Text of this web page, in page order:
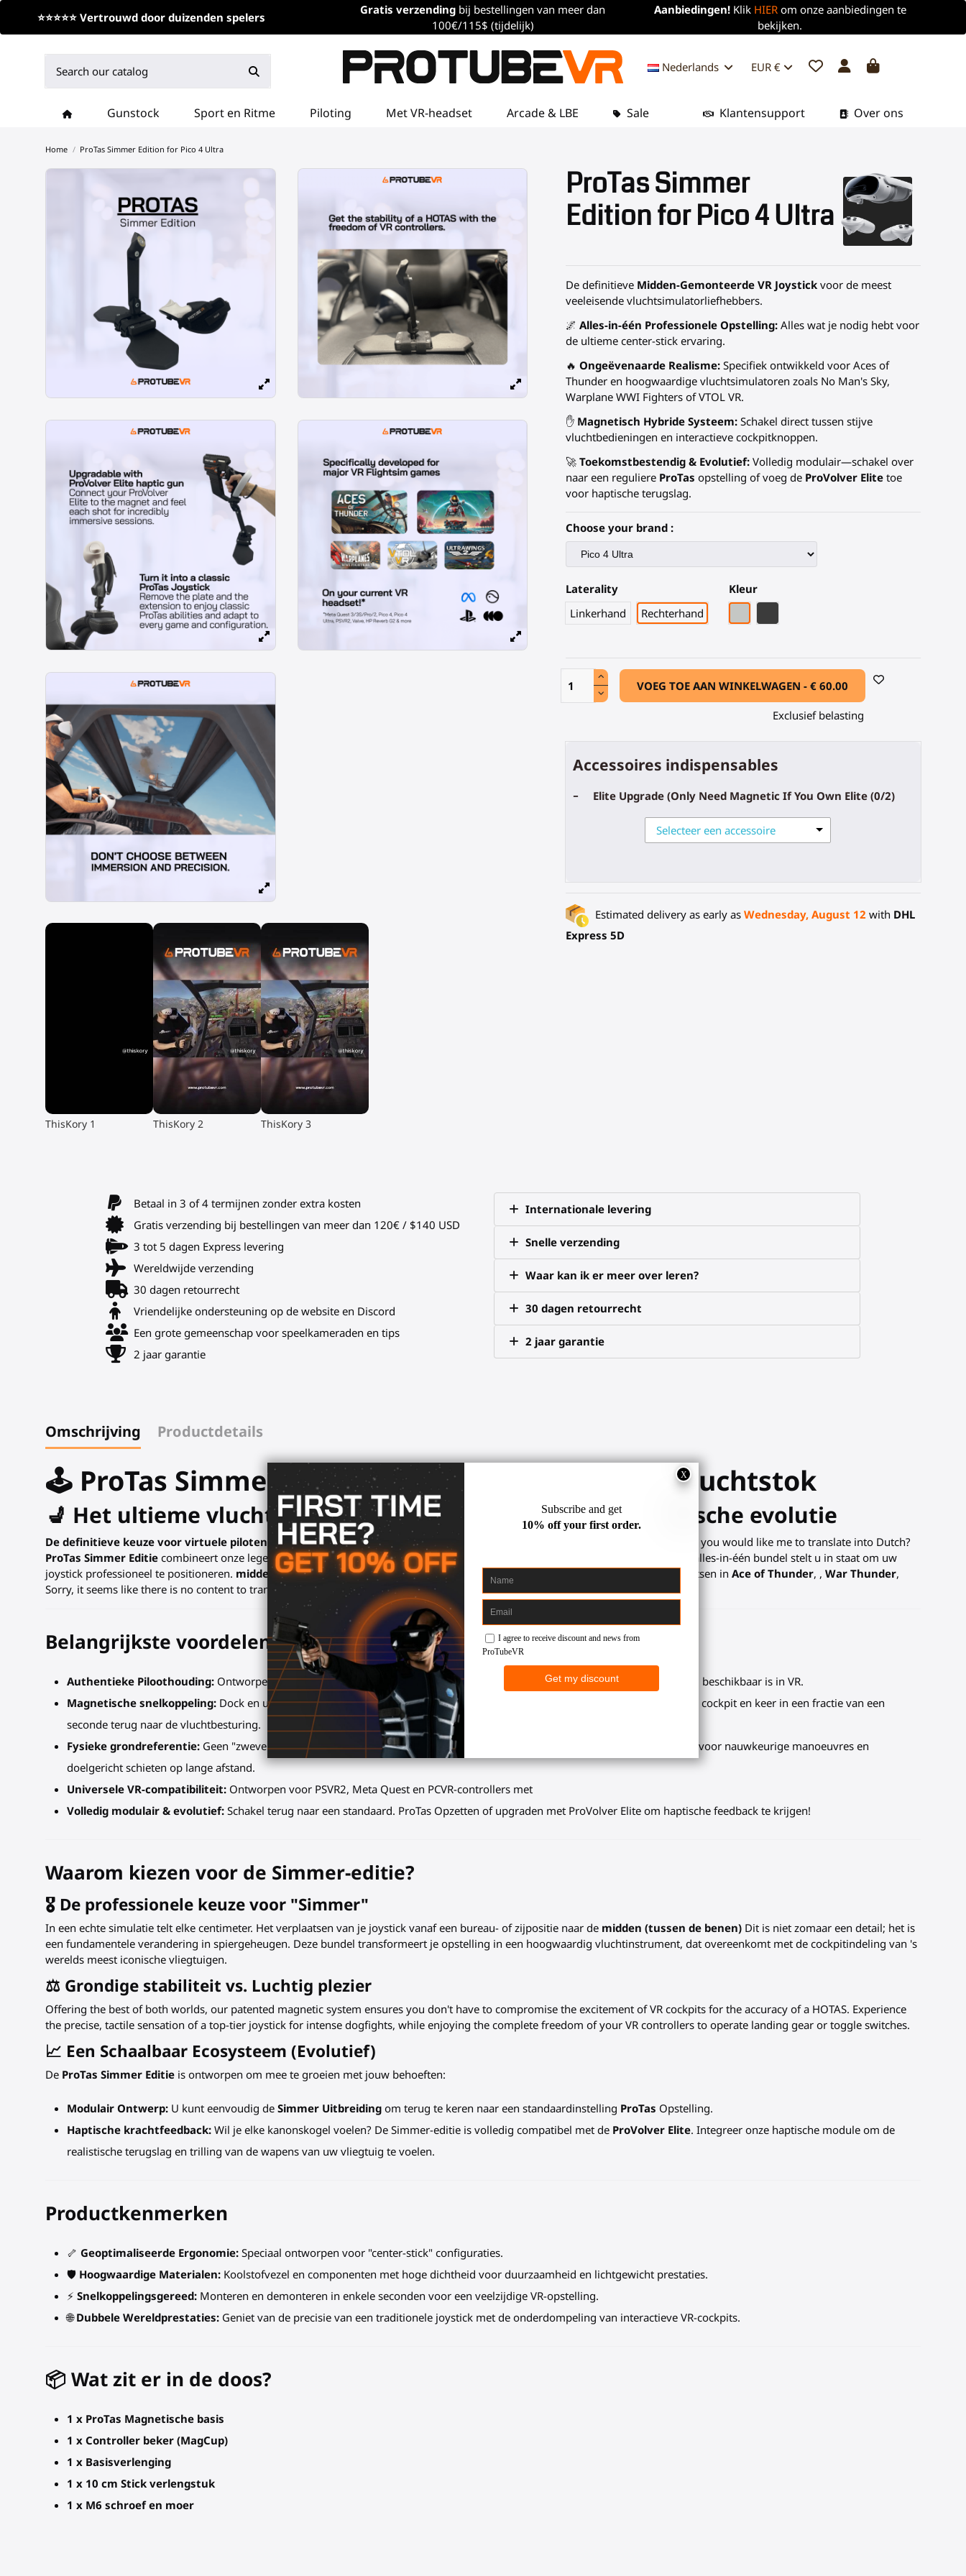
⭐⭐⭐⭐⭐ Vertrouwd door duizenden spelers
Gratis verzending bij bestellingen van meer dan
100€/115$ (tijdelijk)
Aanbiedingen!Klik HIER om onze aanbiedingen te
bekijken.
EUR €
Nederlands
Gunstock Sport en Ritme Piloting Met VR-headset Arcade & LBE Sale Over ons
Klantensupport
Home ProTas Simmer Edition for Pico 4 Ultra
▶
ThisKory 1 ▶
ThisKory 2 ▶
ThisKory 3
ProTas Simmer
Edition for Pico 4 Ultra
De definitieve Midden-Gemonteerde VR Joystickvoor de meest
veeleisende vluchtsimulatorliefhebbers.
🌌 Alles-in-één Professionele Opstelling:Alles wat je nodig hebt voor
de ultieme center-stick ervaring.
🔥 Ongeëvenaarde Realisme:Specifiek ontwikkeld voor Aces of
Thunder en hoogwaardige vluchtsimulatoren zoals No Man's Sky,
Warplane WWI Fighters of VTOL VR.
✋ Magnetisch Hybride Systeem:Schakel direct tussen stijve
vluchtbedieningen en interactieve cockpitknoppen.
🚀 Toekomstbestendig & Evolutief:Volledig modulair—schakel over
naar een reguliere ProTas opstelling of voeg de ProVolver Elitetoe
voor haptische terugslag.
Choose your brand :
Laterality
Linkerhand
Rechterhand
Kleur
VOEG TOE AAN WINKELWAGEN -€ 60.00
Exclusief belasting
Accessoires indispensables
- Elite Upgrade (Only Need Magnetic If You Own Elite (0/2)
Selecteer een accessoire
Estimated delivery as early as Wednesday, August 12 with DHL
Express 5D
Betaal in 3 of 4 termijnen zonder extra kosten
Gratis verzending bij bestellingen van meer dan 120€ / $140 USD
3 tot 5 dagen Express levering
Wereldwijde verzending
30 dagen retourrecht
Vriendelijke ondersteuning op de website en Discord
Een grote gemeenschap voor speelkameraden en tips
2 jaar garantie
Internationale levering
Snelle verzending
Waar kan ik er meer over leren?
30 dagen retourrecht
2 jaar garantie
Omschrijving Productdetails
🕹️ ProTas Simmer Edition - VR Middenmontage Vluchtstok
💺 Het ultieme vluchtdek: onderdompeling, precisie en haptische evolutie
De definitieve keuze voor virtuele piloten.
Sorry, it seems like your message is incomplete. Could you please provide the full text you would like me to translate into Dutch?
ProTas Simmer Editie combineert onze legendarische magnetische flight stick-technologie met de
. Deze alles-in-één bundel stelt u in staat om uw
joystick professioneel te positioneren. middenmontageconfiguratie, die perfect de cockpits van hoogwaardige vliegtuigen nabootsen inAce of Thunder, ,War Thunder,
Sorry, it seems like there is no content to translate. If you provide the content, I'll be happy to help translate it for you.VTOL VR.
Belangrijkste voordelen van de VR-accessoires: ProTas Simmer Editie
Authentieke Piloothouding: Ontworpen voor "tussen-de-benen" positionering, waardoor de meest authentieke piloothouding beschikbaar is in VR.
Magnetische snelkoppeling: Dock en undock je VR. controller Direct. Interageer onmiddellijk met de knoppen in jouw virtuele cockpit en keer in een fractie van een
seconde terug naar de vluchtbesturing.
Fysieke grondreferentie: Geen "zwevende handen" meer. De vaste mechanische draaipunt zorgt voor een rotsvaste stabiliteit voor nauwkeurige manoeuvres en
doelgericht schieten op lange afstand.
Universele VR-compatibiliteit: Ontworpen voor PSVR2, Meta Quest en PCVR-controllers met
Volledig modulair & evolutief: Schakel terug naar een standaard. ProTas Opzetten of upgraden met ProVolver Elite om haptische feedback te krijgen!
Waarom kiezen voor de Simmer-editie?
🎖️ De professionele keuze voor "Simmer"
In een echte simulatie telt elke centimeter. Het verplaatsen van je joystick vanaf een bureau- of zijpositie naar de midden (tussen de benen) Dit is niet zomaar een detail; het is
een fundamentele verandering in spiergeheugen. Deze bundel transformeert je opstelling in een hoogwaardig vluchtinstrument, dat overeenkomt met de cockpitindeling van 's
werelds meest iconische vliegtuigen.
⚖️ Grondige stabiliteit vs. Luchtig plezier
Offering the best of both worlds, our patented magnetic system ensures you don't have to compromise the excitement of VR cockpits for the accuracy of a HOTAS. Experience
the precise, tactile sensation of a top-tier joystick for intense dogfights, while enjoying the complete freedom of your VR controllers to operate landing gear or toggle switches.
📈 Een Schaalbaar Ecosysteem (Evolutief)
De ProTas Simmer Editie is ontworpen om mee te groeien met jouw behoeften:
Modulair Ontwerp: U kunt eenvoudig deSimmer Uitbreiding om terug te keren naar een standaardinstelling ProTas Opstelling.
Haptische krachtfeedback: Wil je elke kanonskogel voelen? De Simmer-editie is volledig compatibel met de ProVolver Elite. Integreer onze haptische module om de
realistische terugslag en trilling van de wapens van uw vliegtuig te voelen.
Productkenmerken
🦴Geoptimaliseerde Ergonomie: Speciaal ontworpen voor "center-stick" configuraties.
🛡️ Hoogwaardige Materialen: Koolstofvezel en componenten met hoge dichtheid voor duurzaamheid en lichtgewicht prestaties.
⚡Snelkoppelingsgereed: Monteren en demonteren in enkele seconden voor een veelzijdige VR-opstelling.
🌐Dubbele Wereldprestaties: Geniet van de precisie van een traditionele joystick met de onderdompeling van interactieve VR-cockpits.
📦 Wat zit er in de doos?
1 x ProTas Magnetische basis
1 x Controller beker (MagCup)
1 x Basisverlenging
1 x 10 cm Stick verlengstuk
1 x M6 schroef en moer